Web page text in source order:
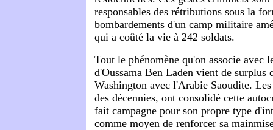
responsables des rétributions sous la
bombardements d'un camp militaire
qui a coûté la vie à 242 soldats.
Tout le phénomène qu'on associe avec
d'Oussama Ben Laden vient de surplus
Washington avec l'Arabie Saoudite.
des décennies, ont consolidé cette
fait campagne pour son propre type
comme moyen de renforcer sa